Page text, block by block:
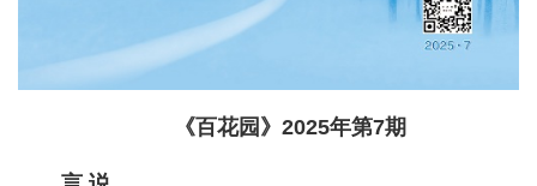
《百花园》2025年第7期